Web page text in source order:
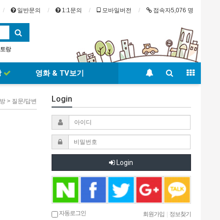
일반문의 1:1문의 모바일버전 접속자5,076 명
랑
영화 & TV보기
> 질문/답변 Login
Login
자동로그인 회원가입 | 정보찾기